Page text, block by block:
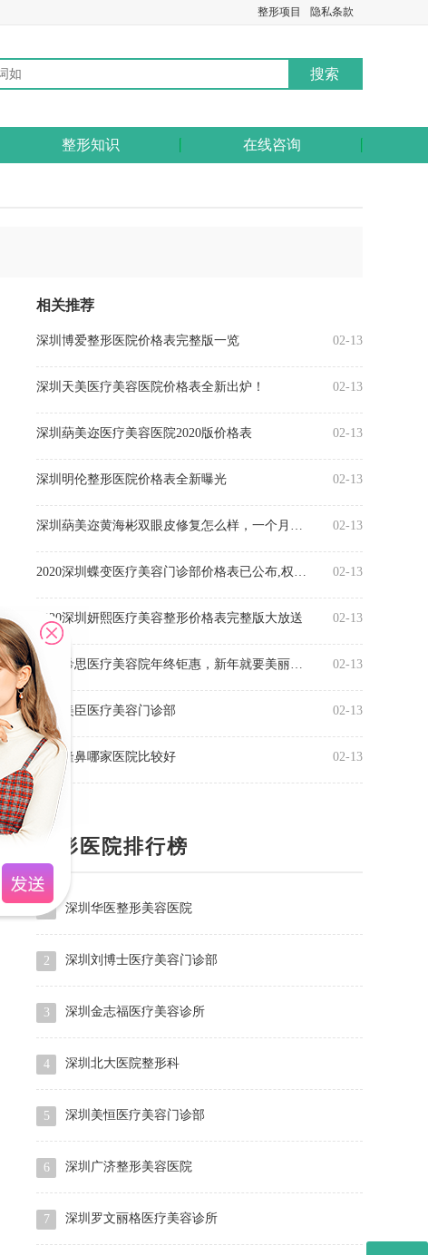
隐私条款
整形项目
整形知识 在线咨询
相关推荐
02-13
深圳博爱整形医院价格表完整版一览
02-13
深圳天美医疗美容医院价格表全新出炉！
02-13
深圳蒳美迩医疗美容医院2020版价格表
02-13
深圳明伦整形医院价格表全新曝光
02-13
深圳蒳美迩黄海彬双眼皮修复怎么样，一个月恢复打造迷人电眼
02-13
2020深圳蝶变医疗美容门诊部价格表已公布,权威大咖等着你
02-13
2020深圳妍熙医疗美容整形价格表完整版大放送
02-13
深圳希思医疗美容院年终钜惠，新年就要美丽焕新颜（附2020版价格
02-13
深圳美臣医疗美容门诊部
02-13
深圳隆鼻哪家医院比较好
整形医院排行榜
1 深圳华医整形美容医院
2 深圳刘博士医疗美容门诊部
3 深圳金志福医疗美容诊所
4 深圳北大医院整形科
5 深圳美恒医疗美容门诊部
6 深圳广济整形美容医院
7 深圳罗文丽格医疗美容诊所